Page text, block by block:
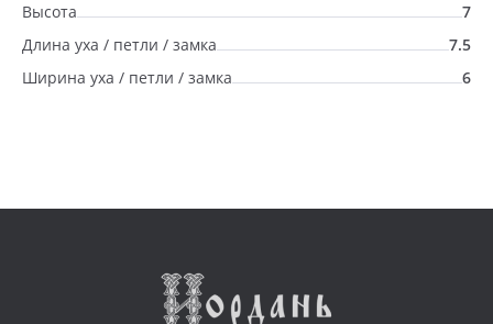
Высота
7
Длина уха / петли / замка
7.5
Ширина уха / петли / замка
6